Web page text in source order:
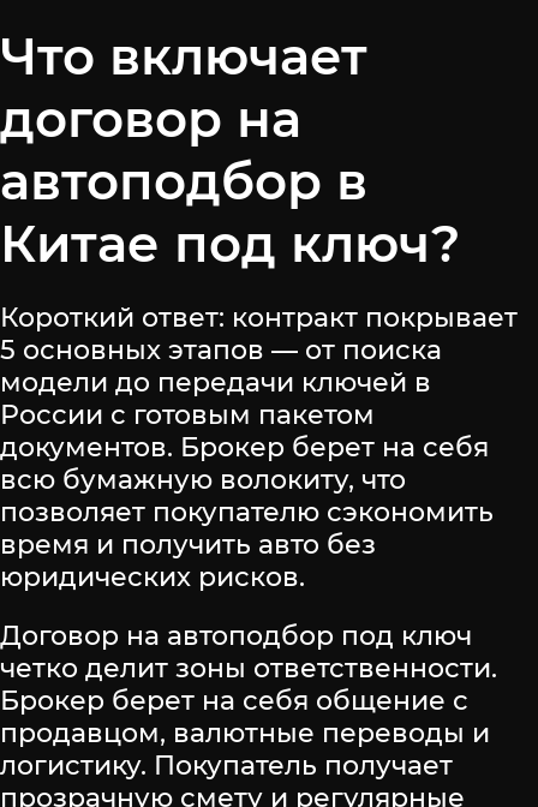
Что включает
договор на
автоподбор в
Китае под ключ?
Короткий ответ: контракт покрывает
5 основных этапов — от поиска
модели до передачи ключей в
России с готовым пакетом
документов. Брокер берет на себя
всю бумажную волокиту, что
позволяет покупателю сэкономить
время и получить авто без
юридических рисков.
Договор на автоподбор под ключ
четко делит зоны ответственности.
Брокер берет на себя общение с
продавцом, валютные переводы и
логистику. Покупатель получает
прозрачную смету и регулярные